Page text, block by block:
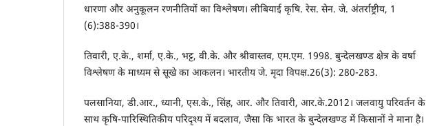
धारणा और अनुकूलन रणनीतियों का विश्लेषण। लीबियाई कृषि. रेस. सेन. जे. अंतर्राष्ट्रीय, 1
(6):388-390।
तिवारी, ए.के., शर्मा, ए.के., भट्ट, वी.के. और श्रीवास्तव, एम.एम. 1998. बुन्देलखण्ड क्षेत्र के वर्षा
विश्लेषण के माध्यम से सूखे का आकलन। भारतीय जे. मृदा विपक्ष.26(3): 280-283.
पलसानिया, डी.आर., ध्यानी, एस.के., सिंह, आर. और तिवारी, आर.के.2012। जलवायु परिवर्तन के
साथ कृषि-पारिस्थितिकीय परिदृश्य में बदलाव, जैसा कि भारत के बुन्देलखण्ड में किसानों ने माना है।